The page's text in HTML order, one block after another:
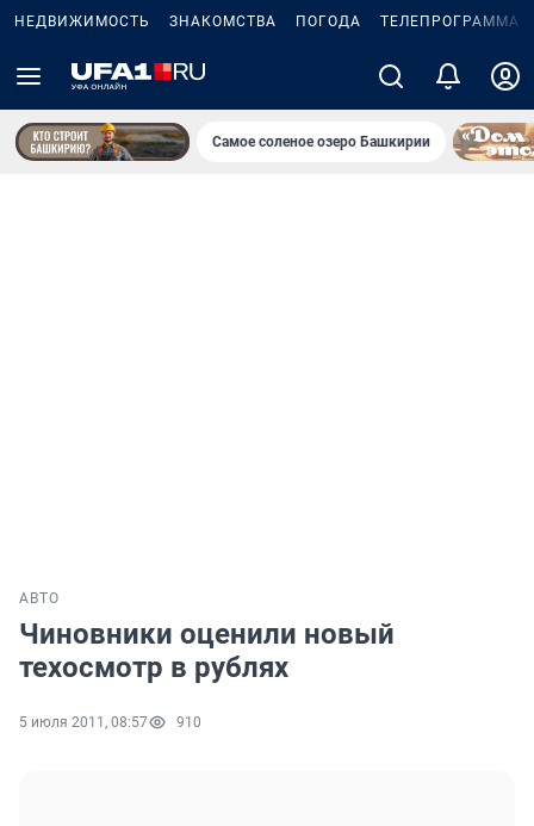
НЕДВИЖИМОСТЬ ЗНАКОМСТВА ПОГОДА ТЕЛЕПРОГРАММА
Самое соленое озеро Башкирии
АВТО
Чиновники оценили новый
техосмотр в рублях
5 июля 2011, 08:57 910